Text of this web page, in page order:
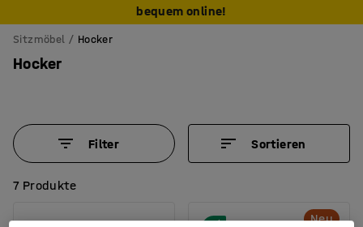
bequem online!
Sitzmöbel Hocker
Hocker
Filter Sortieren
7 Produkte
Neu